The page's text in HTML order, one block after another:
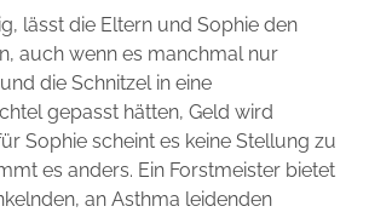
lässt die Eltern und Sophie den
auch wenn es manchmal nur
die Schnitzel in eine
gepasst hätten, Geld wird
Sophie scheint es keine Stellung zu
es anders. Ein Forstmeister bietet
an Asthma leidenden